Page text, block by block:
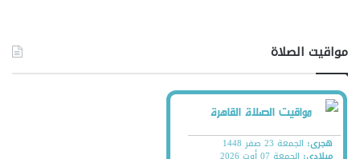
مواقيت الصلاة